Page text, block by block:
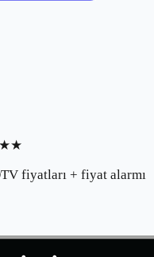
fiyatları + fiyat alarmı